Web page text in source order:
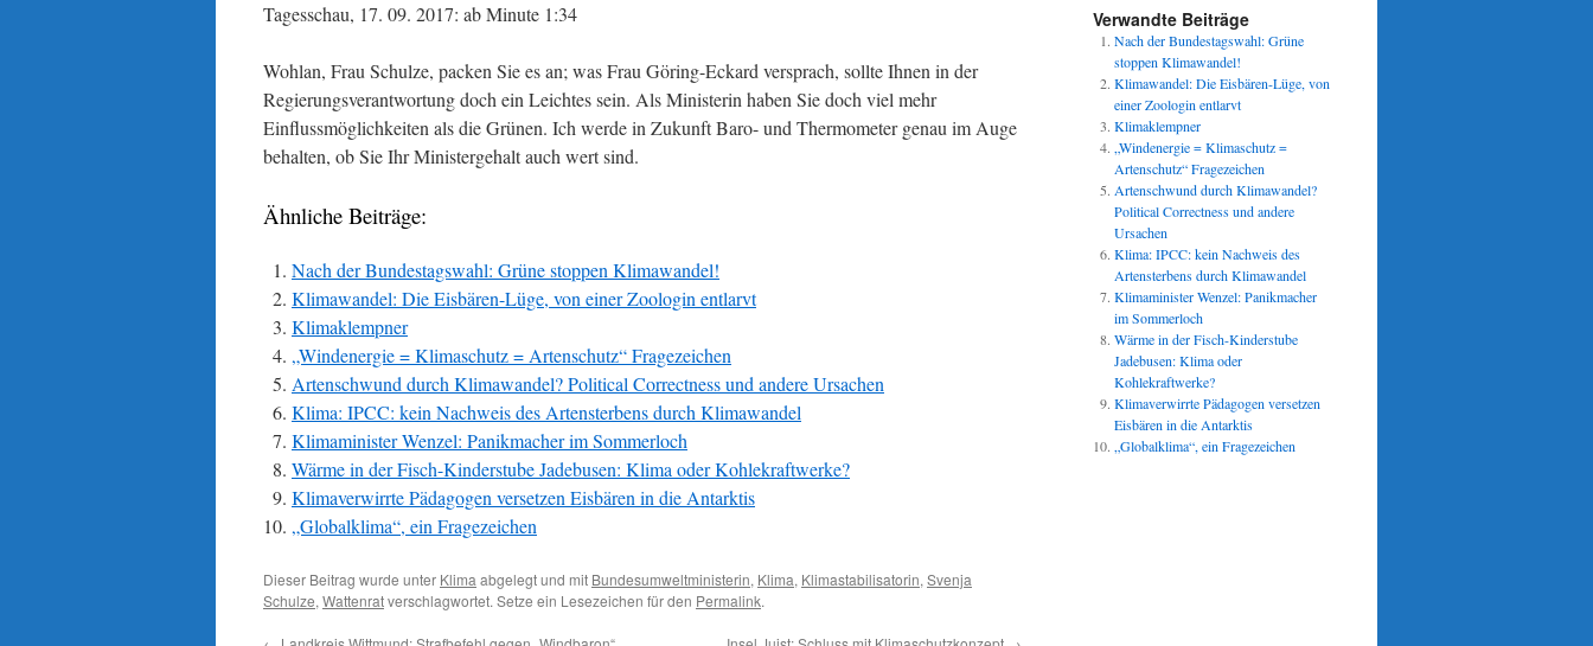
Tagesschau, 17. 09. 2017: ab Minute 1:34
Wohlan, Frau Schulze, packen Sie es an; was Frau Göring-Eckard versprach, sollte Ihnen in der
Regierungsverantwortung doch ein Leichtes sein. Als Ministerin haben Sie doch viel mehr
Einflussmöglichkeiten als die Grünen. Ich werde in Zukunft Baro- und Thermometer genau im Auge
behalten, ob Sie Ihr Ministergehalt auch wert sind.
Ähnliche Beiträge:
Nach der Bundestagswahl: Grüne stoppen Klimawandel!
Klimawandel: Die Eisbären-Lüge, von einer Zoologin entlarvt
Klimaklempner
„Windenergie = Klimaschutz = Artenschutz“ Fragezeichen
Artenschwund durch Klimawandel? Political Correctness und andere Ursachen
Klima: IPCC: kein Nachweis des Artensterbens durch Klimawandel
Klimaminister Wenzel: Panikmacher im Sommerloch
Wärme in der Fisch-Kinderstube Jadebusen: Klima oder Kohlekraftwerke?
Klimaverwirrte Pädagogen versetzen Eisbären in die Antarktis
„Globalklima“, ein Fragezeichen
Dieser Beitrag wurde unter Klima abgelegt und mit Bundesumweltministerin, Klima, Klimastabilisatorin, Svenja
Schulze, Wattenratverschlagwortet. Setze ein Lesezeichen für den Permalink.
Verwandte Beiträge
Nach der Bundestagswahl: Grüne
stoppen Klimawandel!
Klimawandel: Die Eisbären-Lüge, von
einer Zoologin entlarvt
Klimaklempner
„Windenergie = Klimaschutz =
Artenschutz“ Fragezeichen
Artenschwund durch Klimawandel?
Political Correctness und andere
Ursachen
Klima: IPCC: kein Nachweis des
Artensterbens durch Klimawandel
Klimaminister Wenzel: Panikmacher
im Sommerloch
Wärme in der Fisch-Kinderstube
Jadebusen: Klima oder
Kohlekraftwerke?
Klimaverwirrte Pädagogen versetzen
Eisbären in die Antarktis
„Globalklima“, ein Fragezeichen